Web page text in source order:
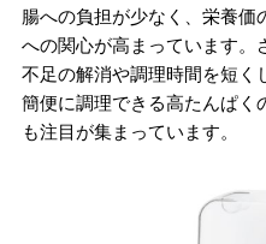
腸への負担が少なく、栄養価
への関心が高まっています。
不足の解消や調理時間を短く
簡便に調理できる高たんぱく
も注目が集まっています。